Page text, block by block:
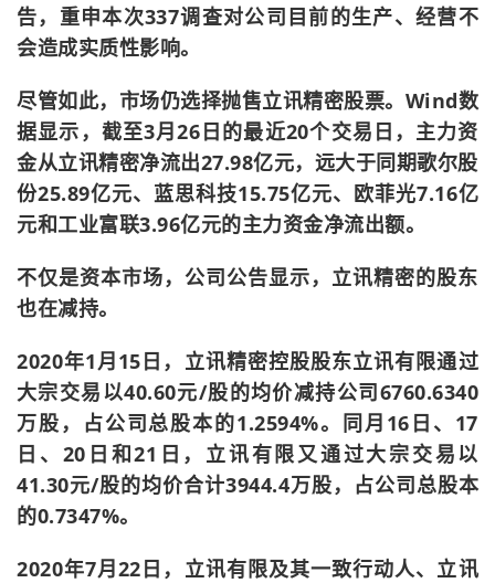
告，重申本次337调查对公司目前的生产、经营不
会造成实质性影响。
尽管如此，市场仍选择抛售立讯精密股票。Wind数
据显示，截至3月26日的最近20个交易日，主力资
金从立讯精密净流出27.98亿元，远大于同期歌尔股
份25.89亿元、蓝思科技15.75亿元、欧菲光7.16亿
元和工业富联3.96亿元的主力资金净流出额。
不仅是资本市场，公司公告显示，立讯精密的股东
也在减持。
2020年1月15日，立讯精密控股股东立讯有限通过
大宗交易以40.60元/股的均价减持公司6760.6340
万股，占公司总股本的1.2594%。同月16日、17
日、20日和21日，立讯有限又通过大宗交易以
41.30元/股的均价合计3944.4万股，占公司总股本
的0.7347%。
2020年7月22日，立讯有限及其一致行动人、立讯